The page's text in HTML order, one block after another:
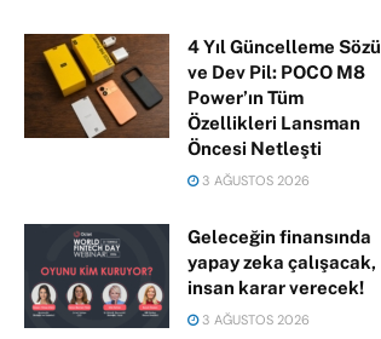
4 Yıl Güncelleme Sözü
ve Dev Pil: POCO M8
Power’ın Tüm
Özellikleri Lansman
Öncesi Netleşti
3 AĞUSTOS 2026
Geleceğin finansında
yapay zeka çalışacak,
insan karar verecek!
3 AĞUSTOS 2026